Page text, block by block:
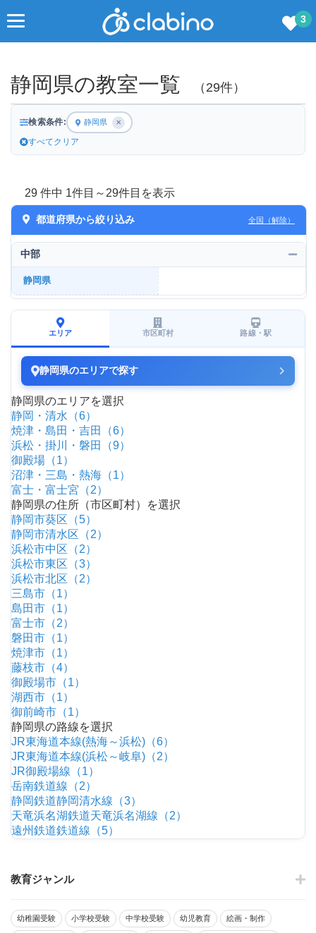
3
静岡県の教室一覧 （29件）
検索条件: 静岡県 ✕
すべてクリア
29 件中 1件目～29件目を表示
都道府県から絞り込み 全国（解除）
中部
静岡県
エリア 市区町村 路線・駅
静岡県のエリアで探す
静岡県のエリアを選択
静岡・清水（6）
焼津・島田・吉田（6）
浜松・掛川・磐田（9）
御殿場（1）
沼津・三島・熱海（1）
富士・富士宮（2）
静岡県の住所（市区町村）を選択
静岡市葵区（5）
静岡市清水区（2）
浜松市中区（2）
浜松市東区（3）
浜松市北区（2）
三島市（1）
島田市（1）
富士市（2）
磐田市（1）
焼津市（1）
藤枝市（4）
御殿場市（1）
湖西市（1）
御前崎市（1）
静岡県の路線を選択
JR東海道本線(熱海～浜松)（6）
JR東海道本線(浜松～岐阜)（2）
JR御殿場線（1）
岳南鉄道線（2）
静岡鉄道静岡清水線（3）
天竜浜名湖鉄道天竜浜名湖線（2）
遠州鉄道鉄道線（5）
教育ジャンル
幼稚園受験 小学校受験 中学校受験 幼児教育 絵画・制作